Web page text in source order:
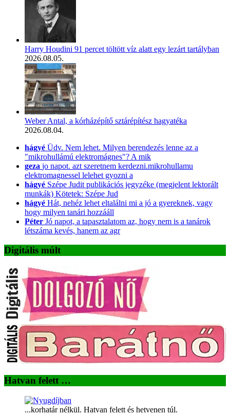
Harry Houdini 91 percet töltött víz alatt egy lezárt tartályban
2026.08.05.
Weber Antal, a kórházépítő sztárépítész hagyatéka
2026.08.04.
hágyé Üdv. Nem lehet. Milyen berendezés lenne az a
"mikrohullámú elektromágnes"? A mik
geza jo napot. azt szeretnem kerdezni.mikrohullamu
elektromagnessel lelehet gyozni a
hágyé Szépe Judit publikációs jegyzéke (megjelent lektorált
munkák) Kötetek: Szépe Jud
hágyé Hát, nehéz lehet eltalálni mi a jó a gyereknek, vagy
hogy milyen tanári hozzááll
Péter Jó napot, a tapasztalatom az, hogy nem is a tanárok
létszáma kevés, hanem az agr
Digitális múlt
Hatvan felett …
...korhatár nélkül. Hatvan felett és hetvenen túl.